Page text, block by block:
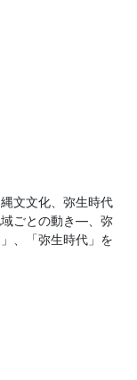
文文化、弥生時代
ごとの動き―、弥
、「弥生時代」を